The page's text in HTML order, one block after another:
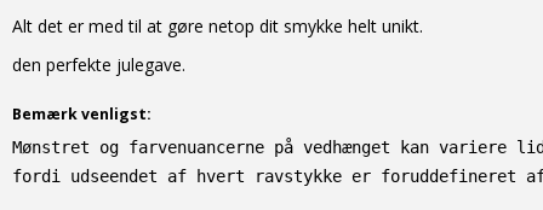
Alt det er med til at gøre netop dit smykke helt unikt.
den perfekte julegave.
Bemærk venligst:
Mønstret og farvenuancerne på vedhænget kan
fordi udseendet af hvert ravstykke er foruddefineret